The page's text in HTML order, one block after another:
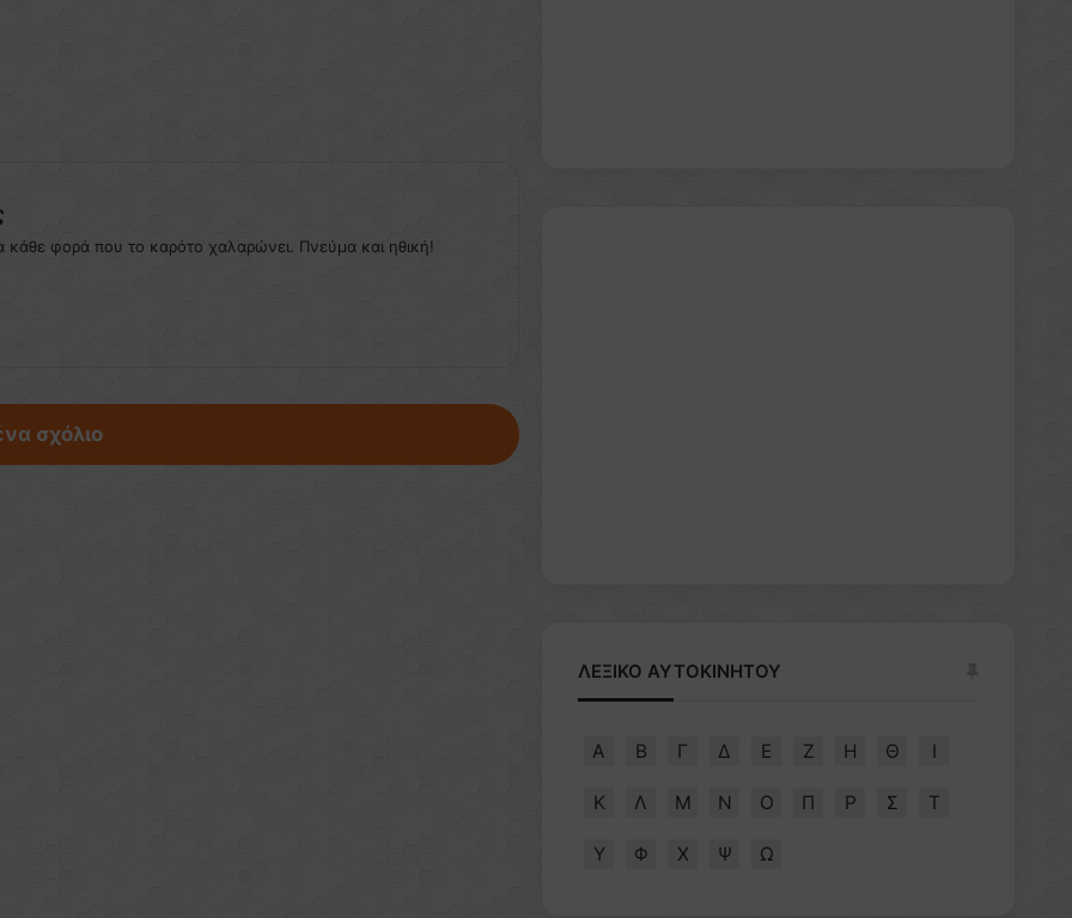
κάθε φορά που το καρότο χαλαρώνει. Πνεύμα και ηθική!
σχόλιο
ΛΕΞΙΚΟ ΑΥΤΟΚΙΝΗΤΟΥ
Α Β Γ Δ Ε Ζ Η Θ Ι
Κ Λ Μ Ν Ο Π Ρ Σ Τ
Υ Φ Χ Ψ Ω